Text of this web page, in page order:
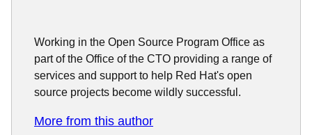
Working in the Open Source Program Office as
part of the Office of the CTO providing a range of
services and support to help Red Hat's open
source projects become wildly successful.
More from this author